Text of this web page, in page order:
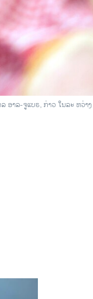
ອາລ-ຈູແບຣ, ກ່າວ ໃນລະ ຫວ່າ